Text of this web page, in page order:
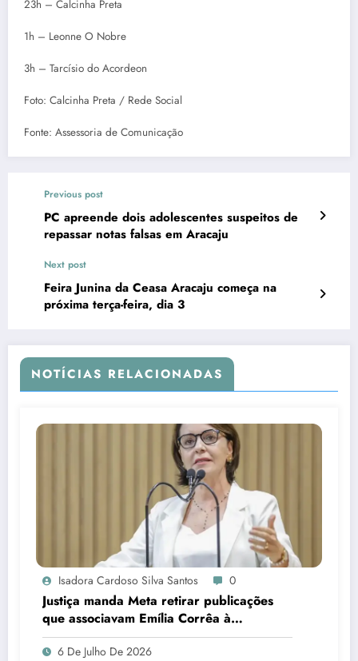
23h – Calcinha Preta
1h – Leonne O Nobre
3h – Tarcísio do Acordeon
Foto: Calcinha Preta / Rede Social
Fonte: Assessoria de Comunicação
Previous post
PC apreende dois adolescentes suspeitos de
repassar notas falsas em Aracaju
Next post
Feira Junina da Ceasa Aracaju começa na
próxima terça-feira, dia 3
NOTÍCIAS RELACIONADAS
Isadora Cardoso Silva Santos 0
Justiça manda Meta retirar publicações
que associavam Emília Corrêa à
corrupção e identificar responsáveis
6 De Julho De 2026